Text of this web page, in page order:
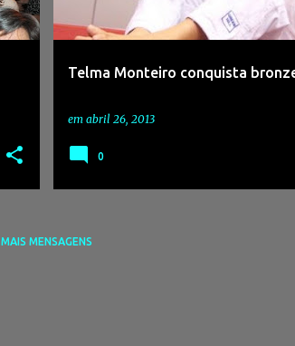
Telma Monteiro conquista
em abril 26, 2013
0
MAIS MENSAGENS